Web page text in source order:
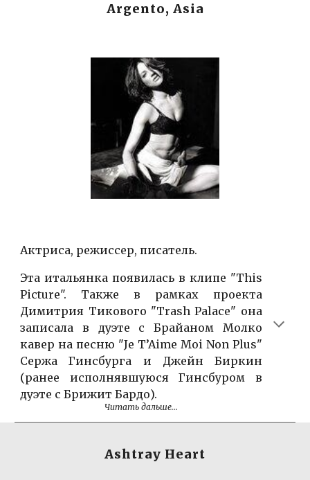
Argento, Asia
Актриса, режиссер, писатель.
Эта итальянка появилась в клипе "This
Picture". Также в рамках проекта
Димитрия Тикового "Trash Palace" она
записала в дуэте с Брайаном Молко
кавер на песню "Je T’Aime Moi Non Plus"
Сержа Гинсбурга и Джейн Биркин
(ранее исполнявшуюся Гинсбуром в
дуэте с Брижит Бардо).
Читать дальше...
Ashtray Heart